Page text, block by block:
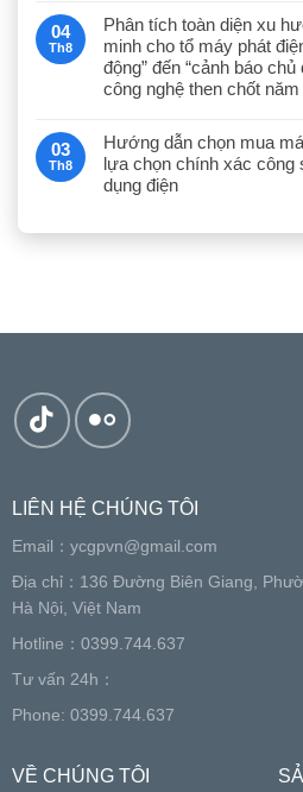
04
Th8
Phân tích toàn diện xu
minh cho tổ máy phát
động” đến “cảnh báo
công nghệ then chốt năm
03
Th8
Hướng dẫn chọn mua
lựa chọn chính xác công
dụng điện
LIÊN HỆ CHÚNG TÔI
Email： ycgpvn@gmail.com
Địa chỉ：136 Đường Biên Giang,
Hà Nội, Việt Nam
Hotline：0399.744.637
Tư vấn 24h：
Phone: 0399.744.637
VỀ CHÚNG TÔI